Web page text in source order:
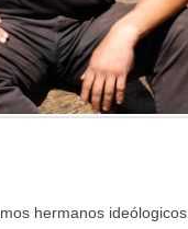
hermanos